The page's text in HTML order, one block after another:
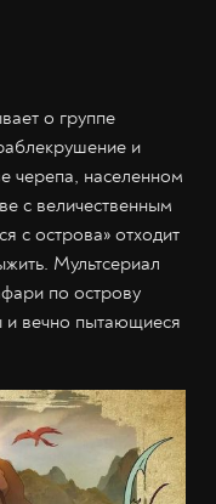
о группе
и
черепа, населенном
с величественным
с острова» отходит
Мультсериал
по острову
и вечно пытающиеся